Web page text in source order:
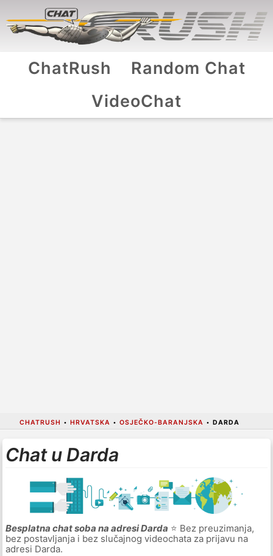
ChatRush
Random Chat
VideoChat
CHATRUSH • HRVATSKA • OSJEČKO-BARANJSKA • DARDA
Chat u Darda
Besplatna chat soba na adresi Darda ⭐ Bez preuzimanja,
bez postavljanja i bez slučajnog videochata za prijavu na
adresi Darda.